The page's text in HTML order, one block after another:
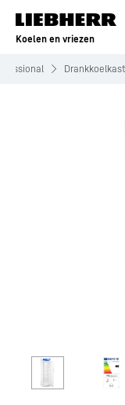
Koelen en vriezen